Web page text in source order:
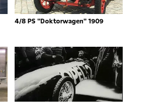
4/8 PS "Doktorwagen" 1909